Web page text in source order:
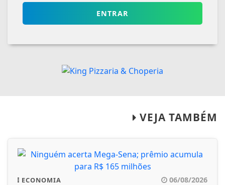
ENTRAR
VEJA TAMBÉM
ECONOMIA 06/08/2026